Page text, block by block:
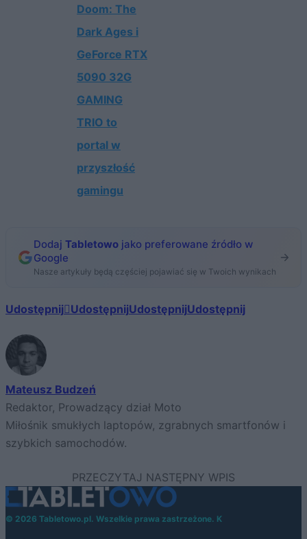
Doom: The
Dark Ages i
GeForce RTX
5090 32G
GAMING
TRIO to
portal w
przyszłość
gamingu
Dodaj Tabletowo jako preferowane źródło w
Google
Nasze artykuły będą częściej pojawiać się w Twoich wynikach
Udostępnij UdostępnijUdostępnijUdostępnij
Mateusz Budzeń
Redaktor, Prowadzący dział Moto
Miłośnik smukłych laptopów, zgrabnych smartfonów i
szybkich samochodów.
© 2026 Tabletowo.pl. Wszelkie prawa zastrzeżone. K